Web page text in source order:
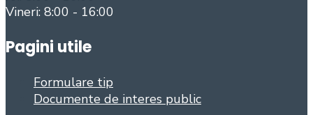
Vineri: 8:00 - 16:00
Pagini utile
Formulare tip
Documente de interes public